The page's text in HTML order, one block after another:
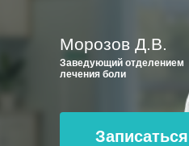
Заведующий отделением
лечения боли
Морозов Д.В.